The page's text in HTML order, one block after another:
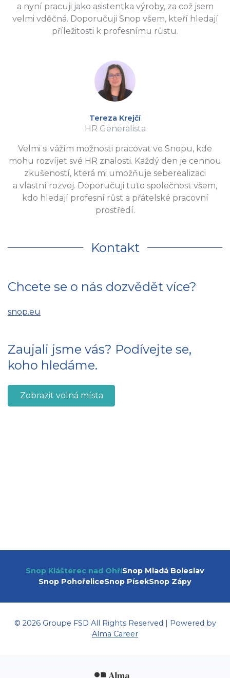
a nyní pracuji jako asistentka výroby, za což jsem
velmi vděčná. Doporučuji Snop všem, kteří hledají
příležitosti k profesnímu růstu.
Tereza Krejčí
HR Generalista
Velmi si vážím možnosti pracovat ve Snopu, kde
mohu rozvíjet své HR znalosti. Každý den je cennou
zkušeností, která mi umožňuje seberealizaci
a vlastní rozvoj. Doporučuji tuto společnost všem,
kdo hledají profesní růst a přátelské pracovní
prostředí.
Kontakt
Chcete se o nás dozvědět více?
snop.eu
Zaujali jsme vás? Podívejte se,
koho hledáme.
Zobrazit volná místa
Snop Klášterec nad OhříSnop Mladá Boleslav
Snop PohořeliceSnop PísekSnop Zápy
© 2026 Groupe FSD All Rights Reserved | Powered by
Alma Career